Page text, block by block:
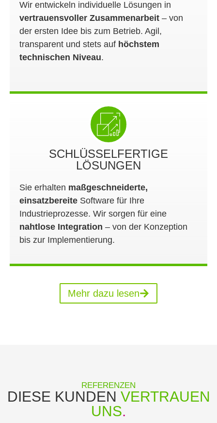
Wir entwickeln individuelle Lösungen in
vertrauensvoller Zusammenarbeit – von
der ersten Idee bis zum Betrieb. Agil,
transparent und stets auf höchstem
technischen Niveau.
SCHLÜSSELFERTIGE
LÖSUNGEN
Sie erhalten maßgeschneiderte,
einsatzbereite Software für Ihre
Industrieprozesse. Wir sorgen für eine
nahtlose Integration – von der Konzeption
bis zur Implementierung.
Mehr dazu lesen
REFERENZEN
DIESE KUNDEN VERTRAUEN
UNS.